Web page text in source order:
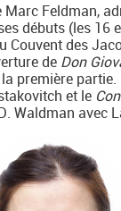
Marc Feldman,
débuts (les
Couvent des
de Don
première
et le
Waldman avec